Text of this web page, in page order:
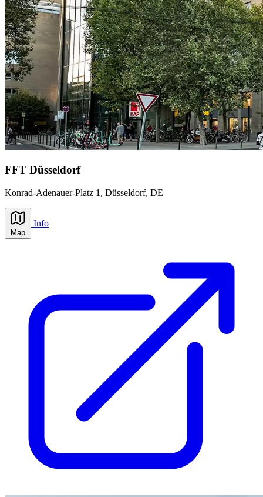
FFT Düsseldorf
Konrad-Adenauer-Platz 1, Düsseldorf, DE
Map
Info